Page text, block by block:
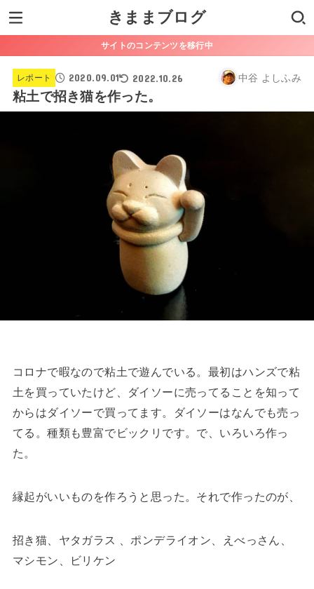
きままブログ
サイトのコンテンツを移行中
レポート 2020.09.01 2022.10.26 中谷 よしふみ
粘土で招き猫を作った。
コロナで暇なので粘土で遊んでいる。最初はハンズで粘
土を買っていたけど、ダイソーに売ってることを知って
からはダイソーで買ってます。ダイソーはなんでも売っ
てる。種類も豊富でビックリです。で、いろいろ作っ
た。
縁起がいいものを作ろうと思った。それで作ったのが、
招き猫、ヤタガラス 、ポンデライオン、えべっさん、
マシモン、ビリケン